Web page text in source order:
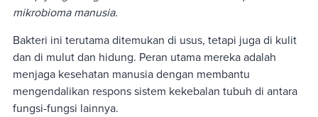
mikrobioma manusia.
Bakteri ini terutama ditemukan di usus, tetapi juga di kulit
dan di mulut dan hidung. Peran utama mereka adalah
menjaga kesehatan manusia dengan membantu
mengendalikan respons sistem kekebalan tubuh di antara
fungsi-fungsi lainnya.